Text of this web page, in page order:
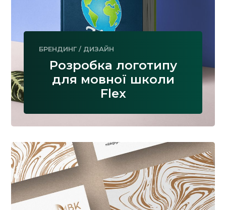
БРЕНДИНГ / ДИЗАЙН
Розробка логотипу
для мовної школи
Flex